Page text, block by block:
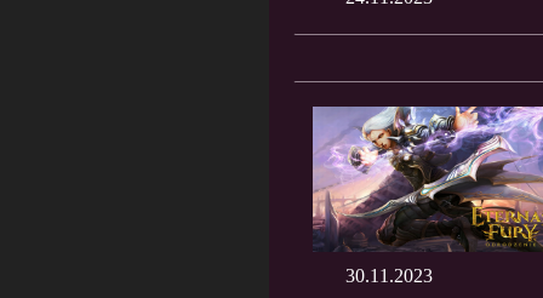
30.11.2023